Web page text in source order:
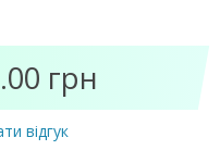
грн
відгук